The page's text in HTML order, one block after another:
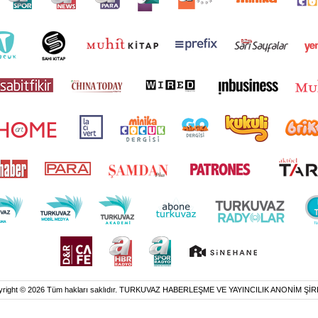
© 2026 Tüm hakları saklıdır. TURKUVAZ HABERLEŞME VE YAYINCILIK ANONİM